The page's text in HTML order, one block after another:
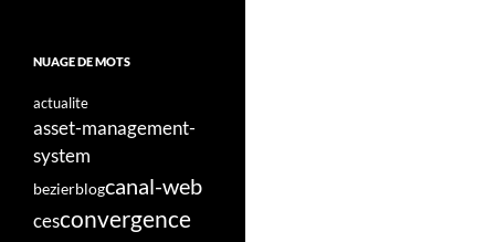
NUAGE DE MOTS
actualite
asset-management-
system
bezierblogcanal-web
cesconvergence